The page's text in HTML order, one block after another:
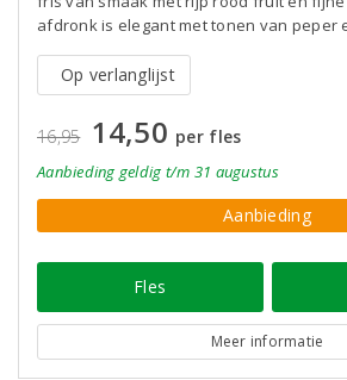
afdronk is elegant met tonen van peper
Op verlanglijst
16,95 14,50 per fles
Aanbieding geldig t/m 31 augustus
Aanbieding
Fles
Meer informatie